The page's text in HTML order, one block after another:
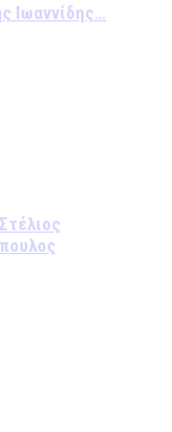
Ιωαννίδης…